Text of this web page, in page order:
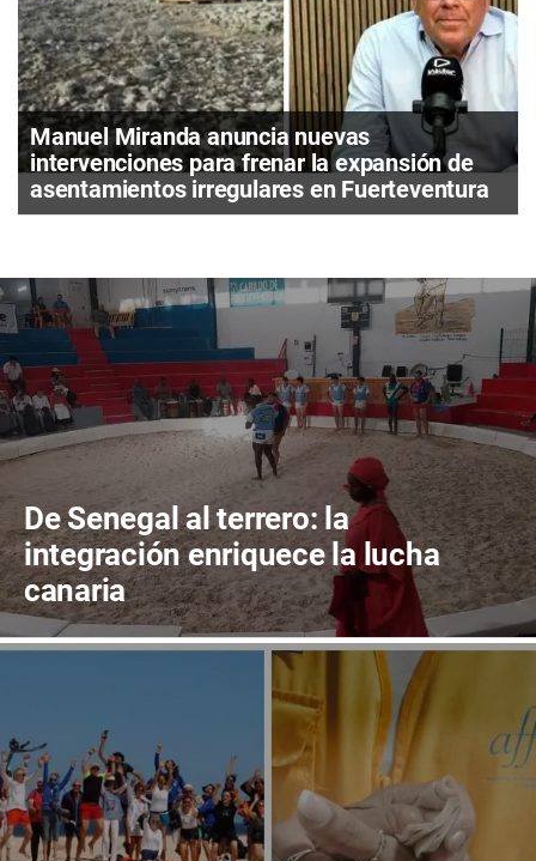
Manuel Miranda anuncia nuevas
intervenciones para frenar la expansión de
asentamientos irregulares en Fuerteventura
De Senegal al terrero: la
integración enriquece la lucha
canaria